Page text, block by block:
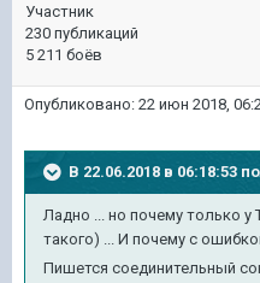
Участник
230 публикаций
5 211 боёв
Опубликовано: 22 июн 2018,
В 22.06.2018 в 06:18:53
Ладно ... но почему только у
такого) ... И почему с
Пишется соединительный